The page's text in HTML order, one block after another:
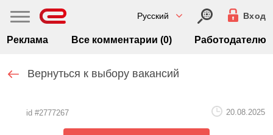
Русский Вход
Реклама Все комментарии (0) Работодателю
Вернуться к выбору вакансий
id #2777267 20.08.2025